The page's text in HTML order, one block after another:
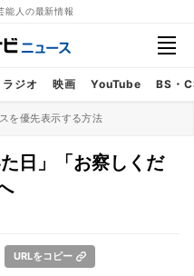
能人の最新情報
ラジオ 映画 YouTube BS・
を優先表示する方法
日」「お察しくだ
URLをコピー